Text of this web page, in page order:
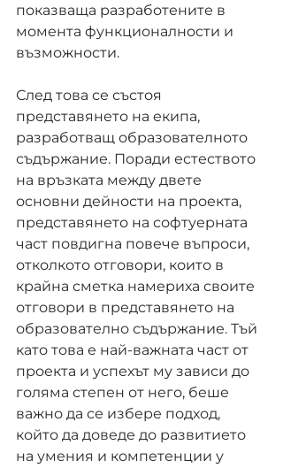
показваща разработените в
момента функционалности и
възможности.
След това се състоя
представянето на екипа,
разработващ образователното
съдържание. Поради естеството
на връзката между двете
основни дейности на проекта,
представянето на софтуерната
част повдигна повече въпроси,
отколкото отговори, които в
крайна сметка намериха своите
отговори в представянето на
образователно съдържание. Тъй
като това е най-важната част от
проекта и успехът му зависи до
голяма степен от него, беше
важно да се избере подход,
който да доведе до развитието
на умения и компетенции у